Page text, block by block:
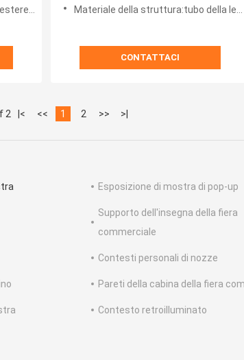
100%
Materiale della struttura:tubo della lega di alluminio
CONTATTACI
2 |< << 1 2 >> >|
Esposizione di mostra di pop-up
Supporto dell'insegna della fiera
commerciale
Contesti personali di nozze
Pareti della cabina della fiera
Contesto retroilluminato